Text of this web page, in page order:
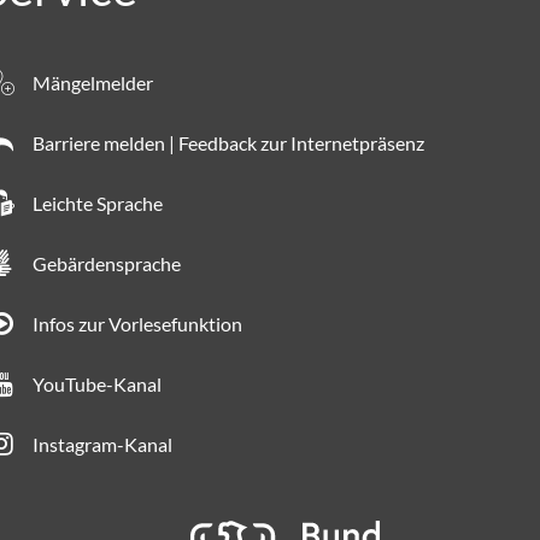
Mängelmelder
Barriere melden | Feedback zur Internetpräsenz
Leichte Sprache
Gebärdensprache
Infos zur Vorlesefunktion
YouTube-Kanal
Instagram-Kanal